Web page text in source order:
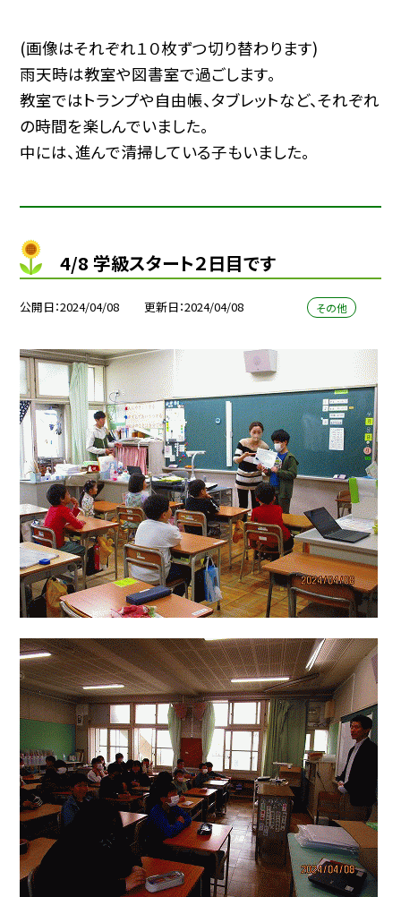
(画像はそれぞれ１０枚ずつ切り替わります)
雨天時は教室や図書室で過ごします。
教室ではトランプや自由帳、タブレットなど、それぞれ
の時間を楽しんでいました。
中には、進んで清掃している子もいました。
4/8 学級スタート２日目です
公開日 2024/04/08 更新日 2024/04/08 その他